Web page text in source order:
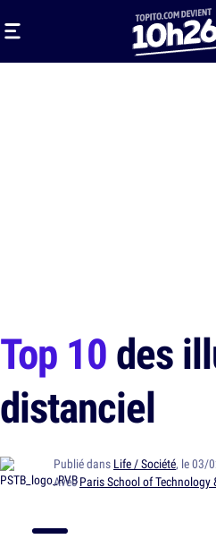
Top 10des
distanciel
Publié dans Life / Société, le 03/
AvecParis School of Technology